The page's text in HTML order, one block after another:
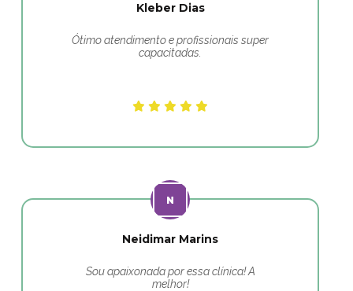
Kleber Dias
Ótimo atendimento e profissionais super
capacitadas.
Neidimar Marins
Sou apaixonada por essa clínica! A
melhor!